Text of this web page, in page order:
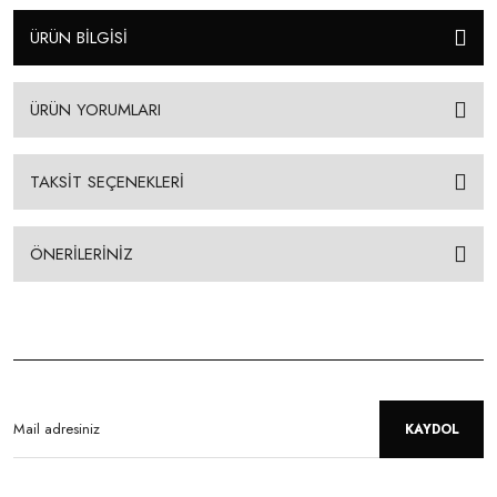
ÜRÜN BİLGİSİ
ÜRÜN YORUMLARI
TAKSİT SEÇENEKLERİ
ÖNERİLERİNİZ
KAYDOL